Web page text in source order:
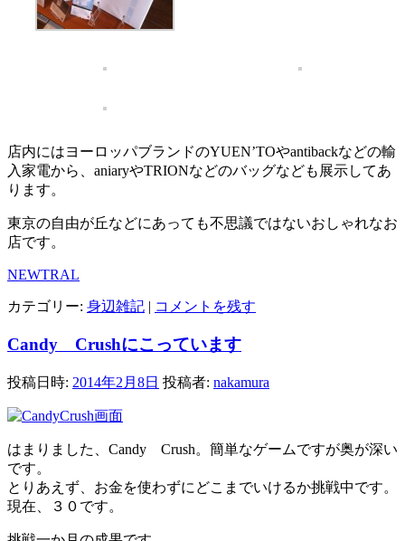
店内にはヨーロッパブランドのYUEN’TOやantibackなどの輸
入家電から、aniaryやTRIONなどのバッグなども展示してあ
ります。
東京の自由が丘などにあっても不思議ではないおしゃれなお
店です。
NEWTRAL
カテゴリー: 身辺雑記 | コメントを残す
Candy Crushにこっています
投稿日時: 2014年2月8日 投稿者: nakamura
はまりました、Candy Crush。簡単なゲームですが奥が深い
です。
とりあえず、お金を使わずにどこまでいけるか挑戦中です。
現在、３０です。